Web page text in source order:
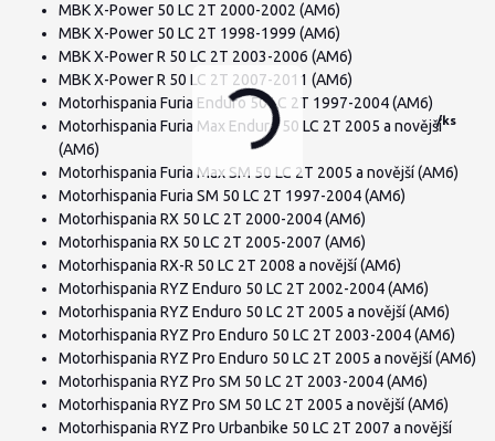
/ks
MBK X-Power 50 LC 2T 2000-2002 (AM6)
MBK X-Power 50 LC 2T 1998-1999 (AM6)
MBK X-Power R 50 LC 2T 2003-2006 (AM6)
MBK X-Power R 50 LC 2T 2007-2011 (AM6)
Motorhispania Furia Enduro 50 LC 2T 1997-2004 (AM6)
Motorhispania Furia Max Enduro 50 LC 2T 2005 a novější
(AM6)
Motorhispania Furia Max SM 50 LC 2T 2005 a novější (AM6)
Motorhispania Furia SM 50 LC 2T 1997-2004 (AM6)
Motorhispania RX 50 LC 2T 2000-2004 (AM6)
Motorhispania RX 50 LC 2T 2005-2007 (AM6)
Motorhispania RX-R 50 LC 2T 2008 a novější (AM6)
Motorhispania RYZ Enduro 50 LC 2T 2002-2004 (AM6)
Motorhispania RYZ Enduro 50 LC 2T 2005 a novější (AM6)
Motorhispania RYZ Pro Enduro 50 LC 2T 2003-2004 (AM6)
Motorhispania RYZ Pro Enduro 50 LC 2T 2005 a novější (AM6)
Motorhispania RYZ Pro SM 50 LC 2T 2003-2004 (AM6)
Motorhispania RYZ Pro SM 50 LC 2T 2005 a novější (AM6)
Motorhispania RYZ Pro Urbanbike 50 LC 2T 2007 a novější